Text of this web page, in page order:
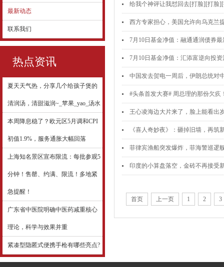
最新动态
联系我们
热点资讯
夏天天气热，分享几个给孩子煲的
清润汤，清甜滋润~_苹果_yao_汤水
本周降息稳了？欧元区5月调和CPI
初值1.9%，服务通胀大幅回落
上海知名景区宣布限流：每批参观5
分钟！售罄、约满、限流！多地紧
急提醒！
广东省中医院明确中医药减重核心
理论，科学与效果并重
紧凑型隐匿式便携手枪有哪些亮点?
给我个神评让我怼回去[打脸][打脸
西方专家担心，美国允许向乌克兰
7月10日基金净值：融通通润债券最
7月10日基金净值：汇添富逆向投
中国发去贺电一周后，伊朗总统对
#头条首发大赛# 周总理的那份欠
王心凌海边大片来了，脸上能看出
《喜人奇妙夜》：砸掉旧墙，再筑
菲律宾渔船突发爆炸，菲海警巡逻
印度的小算盘落空，金砖不再接受
首页 上一页 1 2 3